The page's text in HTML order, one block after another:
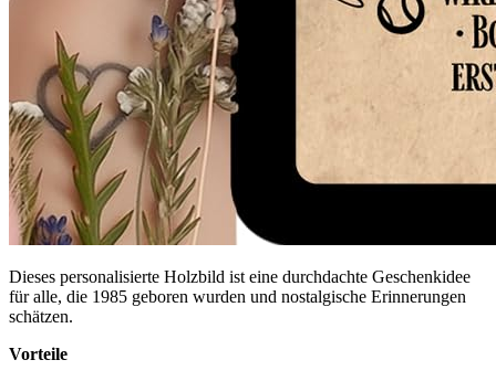
Dieses personalisierte Holzbild ist eine durchdachte Geschenkidee
für alle, die 1985 geboren wurden und nostalgische Erinnerungen
schätzen.
Vorteile